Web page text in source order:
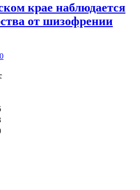
крае наблюдается
от шизофрении
0